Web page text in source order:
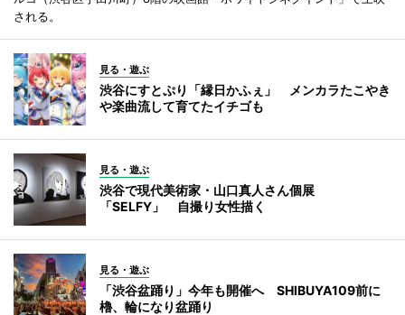
される。
見る・遊ぶ
渋谷にすとぷり「縁日かふぇ」 メンカラたこやき
や楽曲流して育てたイチゴも
見る・遊ぶ
渋谷で現代美術家・山口真人さん個展
「SELFY」 自撮り女性描く
見る・遊ぶ
「渋谷盆踊り」今年も開催へ SHIBUYA109前に
櫓、輪になり盆踊り